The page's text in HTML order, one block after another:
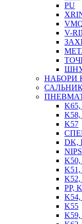
ПІСТОЛЕТИ
НАСОСИ ТА
НАГНІТАЧІ
МУФТИ
МАСЛЯНКИ,
ПРЕС-
ШЛАНГИ,
ШПРИЦИ
PU
V-
НАБОРИ
K65,
K57
DK,
K50,
K52,
PP,
K54,
K55
K59,